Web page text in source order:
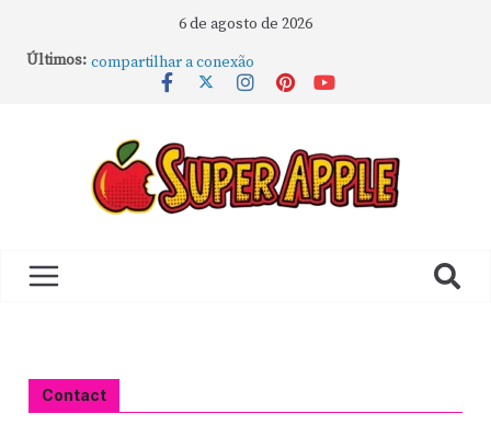
6 de agosto de 2026
Últimos: compartilhar a conexão
Mude Estes Ajustes Agora no Seu Mac
aplicativos abertos no Mac
Como gravar tela do MacBook: passo a passo simples
Contact